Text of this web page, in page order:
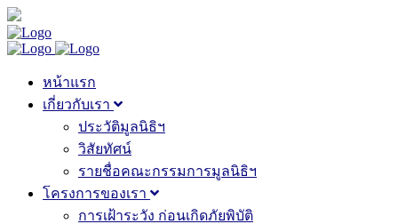
หน้าแรก
เกี่ยวกับเรา
ประวัติมูลนิธิฯ
วิสัยทัศน์
รายชื่อคณะกรรมการมูลนิธิฯ
โครงการของเรา
การเฝ้าระวัง ก่อนเกิดภัยพิบัติ